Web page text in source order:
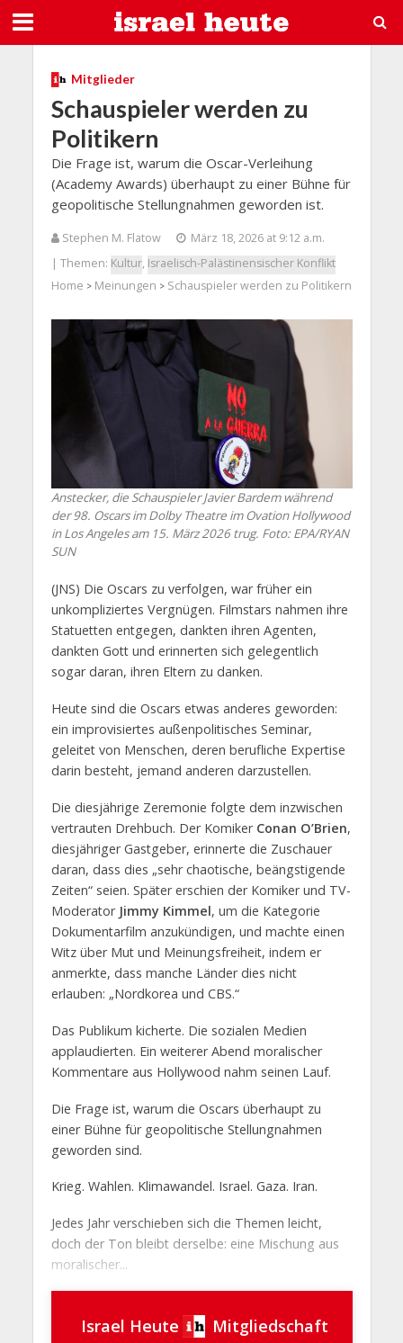
Mitglieder
Schauspieler werden zu
Politikern
Die Frage ist, warum die Oscar-Verleihung
(Academy Awards) überhaupt zu einer Bühne für
geopolitische Stellungnahmen geworden ist.
Stephen M. Flatow
März 18, 2026 at 9:12 a.m.
| Themen: Kultur, Israelisch-Palästinensischer Konflikt
Home > Meinungen > Schauspieler werden zu Politikern
Anstecker, die Schauspieler Javier Bardem während
der 98. Oscars im Dolby Theatre im Ovation Hollywood
in Los Angeles am 15. März 2026 trug. Foto: EPA/RYAN
SUN
(JNS) Die Oscars zu verfolgen, war früher ein
unkompliziertes Vergnügen. Filmstars nahmen ihre
Statuetten entgegen, dankten ihren Agenten,
dankten Gott und erinnerten sich gelegentlich
sogar daran, ihren Eltern zu danken.
Heute sind die Oscars etwas anderes geworden:
ein improvisiertes außenpolitisches Seminar,
geleitet von Menschen, deren berufliche Expertise
darin besteht, jemand anderen darzustellen.
Die diesjährige Zeremonie folgte dem inzwischen
vertrauten Drehbuch. Der Komiker Conan O’Brien,
diesjähriger Gastgeber, erinnerte die Zuschauer
daran, dass dies „sehr chaotische, beängstigende
Zeiten“ seien. Später erschien der Komiker und TV-
Moderator Jimmy Kimmel, um die Kategorie
Dokumentarfilm anzukündigen, und machte einen
Witz über Mut und Meinungsfreiheit, indem er
anmerkte, dass manche Länder dies nicht
erlauben: „Nordkorea und CBS.“
Das Publikum kicherte. Die sozialen Medien
applaudierten. Ein weiterer Abend moralischer
Kommentare aus Hollywood nahm seinen Lauf.
Die Frage ist, warum die Oscars überhaupt zu
einer Bühne für geopolitische Stellungnahmen
geworden sind.
Krieg. Wahlen. Klimawandel. Israel. Gaza. Iran.
Jedes Jahr verschieben sich die Themen leicht,
doch der Ton bleibt derselbe: eine Mischung aus
moralischer...
Israel Heute Mitgliedschaft